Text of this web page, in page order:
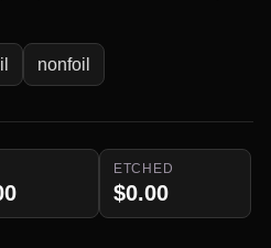
nonfoil
ETCHED
$0.00